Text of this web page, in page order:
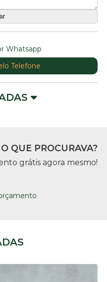
Whatsapp
Telefone
QUE PROCURAVA?
grátis agora mesmo!